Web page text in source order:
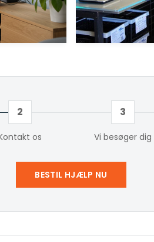
2
os
3
Vi besøger dig
BESTIL HJÆLP NU